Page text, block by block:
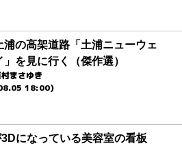
浦の高架道路「土浦ニューウェ
」を見に行く（傑作選）
まさゆき
18:00)
になっている美容室の看板